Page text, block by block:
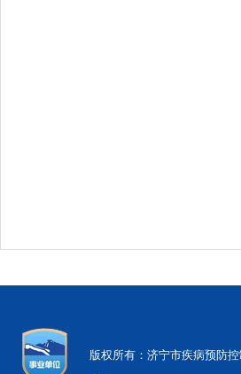
版权所有：济宁市疾病预防控